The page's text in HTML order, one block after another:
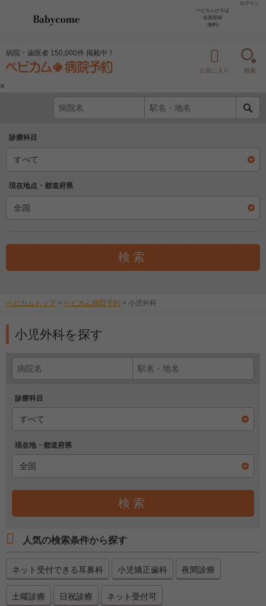
ログイン
ベビカムひろば
会員登録
（無料）
病院・歯医者 150,000件 掲載中！
お気に入り 検索
×
診療科目
現在地点・都道府県
ベビカムトップ > ベビカム病院予約 > 小児外科
小児外科を探す
診療科目
現在地・都道府県
人気の検索条件から探す
ネット受付できる耳鼻科 小児矯正歯科 夜間診療
土曜診療 日祝診療 ネット受付可